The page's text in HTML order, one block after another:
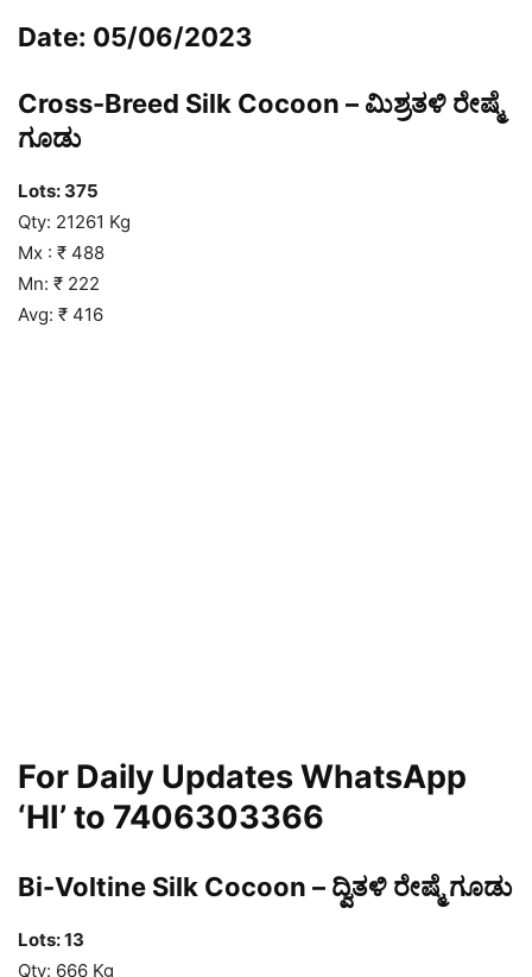
Date: 05/06/2023
Cross-Breed Silk Cocoon – ಮಿಶ್ರತಳಿ ರೇಷ್ಮೆ
ಗೂಡು
Lots: 375
Qty: 21261 Kg
Mx : ₹ 488
Mn: ₹ 222
Avg: ₹ 416
For Daily Updates WhatsApp
‘HI’ to 7406303366
Bi-Voltine Silk Cocoon – ದ್ವಿತಳಿ ರೇಷ್ಮೆ ಗೂಡು
Lots: 13
Qty: 666 Kg